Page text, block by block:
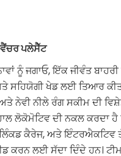
ਪਲੇਸੈੱਟ
ਨੂੰ ਜਗਾਓ, ਇੱਕ ਜੀਵੰਤ
ਸਹਿਯੋਗੀ ਖੇਡ ਲਈ ਤਿਆਰ
ਨੇਵੀ ਨੀਲੇ ਰੰਗ ਸਕੀਮ ਦੀ
ਲੋਕੋਮੋਟਿਵ ਦੀ ਨਕਲ ਕਰਦਾ
ਕੈਰੇਜ, ਅਤੇ ਇੰਟਰਐਕਟਿਵ
ਕਰਨ ਲਈ ਸੱਦਾ ਦਿੰਦੇ ਹਨ।